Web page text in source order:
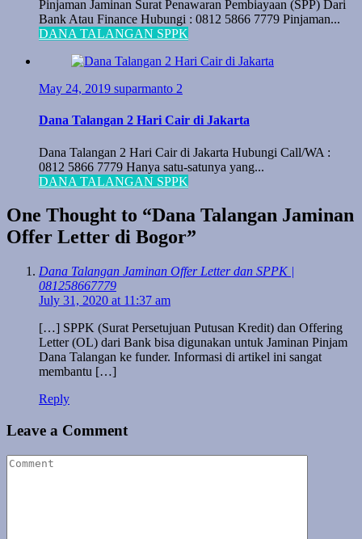
Pinjaman Jaminan Surat Penawaran Pembiayaan (SPP) Dari
Bank Atau Finance Hubungi : 0812 5866 7779 Pinjaman...
DANA TALANGAN SPPK
May 24, 2019 suparmanto 2
Dana Talangan 2 Hari Cair di Jakarta
Dana Talangan 2 Hari Cair di Jakarta Hubungi Call/WA :
0812 5866 7779 Hanya satu-satunya yang...
DANA TALANGAN SPPK
One Thought to “Dana Talangan Jaminan
Offer Letter di Bogor”
Dana Talangan Jaminan Offer Letter dan SPPK |
081258667779
July 31, 2020 at 11:37 am
[…] SPPK (Surat Persetujuan Putusan Kredit) dan Offering
Letter (OL) dari Bank bisa digunakan untuk Jaminan Pinjam
Dana Talangan ke funder. Informasi di artikel ini sangat
membantu […]
Reply
Leave a Comment